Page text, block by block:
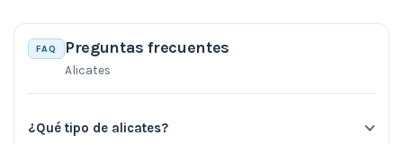
FAQ Preguntas frecuentes
Alicates
¿Qué tipo de alicates?